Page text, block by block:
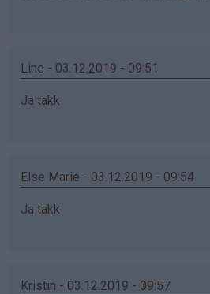
Line - 03.12.2019 - 09:51
Ja takk
Else Marie - 03.12.2019 - 09:54
Ja takk
Kristin - 03.12.2019 - 09:57